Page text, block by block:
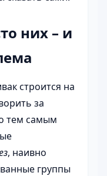
них – и
строится на
за
тем самым
, наивно
группы